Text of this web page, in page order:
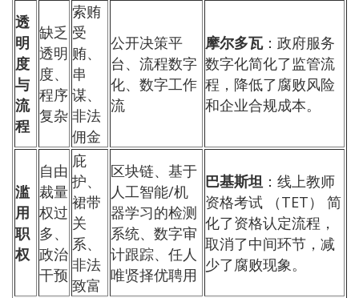
透
明
度
与
流
程
缺乏
透明
度、
程序
复杂
索贿
受
贿、
串
谋、
非法
佣金
公开决策平
台、流程数字
化、数字工作
流
摩尔多瓦：政府服务
数字化简化了监管流
程，降低了腐败风险
和企业合规成本。
滥
用
职
权
自由
裁量
权过
多、
政治
干预
庇
护、
裙带
关
系、
非法
致富
区块链、基于
人工智能/机
器学习的检测
系统、数字审
计跟踪、任人
唯贤择优聘用
巴基斯坦 ：线上教师
资格考试 （TET） 简
化了资格认定流程，
取消了中间环节，减
少了腐败现象。